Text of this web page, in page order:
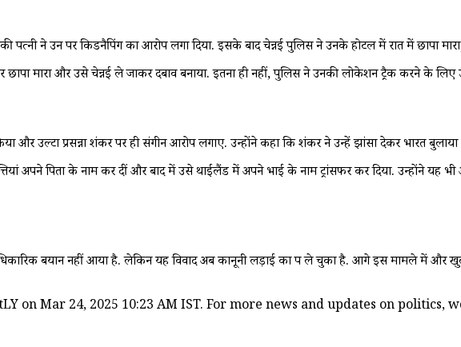
पत्नी ने उन पर किडनैपिंग का आरोप लगा दिया. इसके बाद चेन्नई पुलिस ने उनके होटल में रात में छापा
छापा मारा और उसे चेन्नई ले जाकर दबाव बनाया. इतना ही नहीं, पुलिस ने उनकी लोकेशन ट्रैक करने के
और उल्टा प्रसन्ना शंकर पर ही संगीन आरोप लगाए. उन्होंने कहा कि शंकर ने उन्हें झांसा देकर भारत
अपने पिता के नाम कर दीं और बाद में उसे थाईलैंड में अपने भाई के नाम ट्रांसफर कर दिया. उन्होंने
बयान नहीं आया है. लेकिन यह विवाद अब कानूनी लड़ाई का रूप ले चुका है. आगे इस मामले में और
on Mar 24, 2025 10:23 AM IST. For more news and updates on